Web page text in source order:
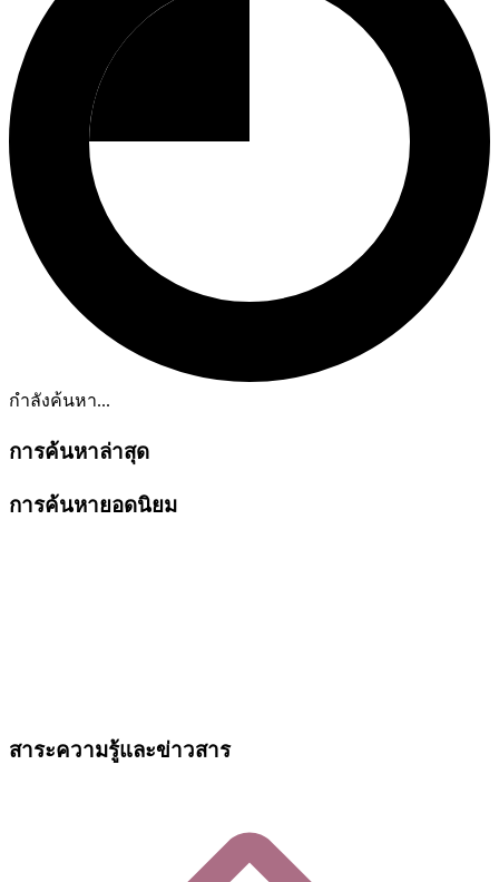
กำลังค้นหา...
การค้นหาล่าสุด
การค้นหายอดนิยม
สาระความรู้และข่าวสาร